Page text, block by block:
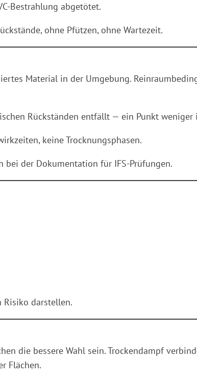
Bestrahlung abgetötet.
ohne Pfützen, ohne Wartezeit.
Material in der Umgebung.
Rückständen entfällt — ein Punkt weniger
keine Trocknungsphasen.
bei der Dokumentation für IFS-Prüfungen.
Risiko darstellen.
die bessere Wahl sein. Trockendampf
Flächen.